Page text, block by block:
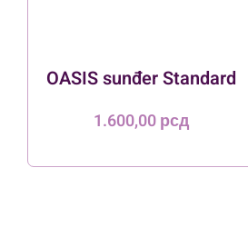
OASIS sunđer Standard
1.600,00рсд